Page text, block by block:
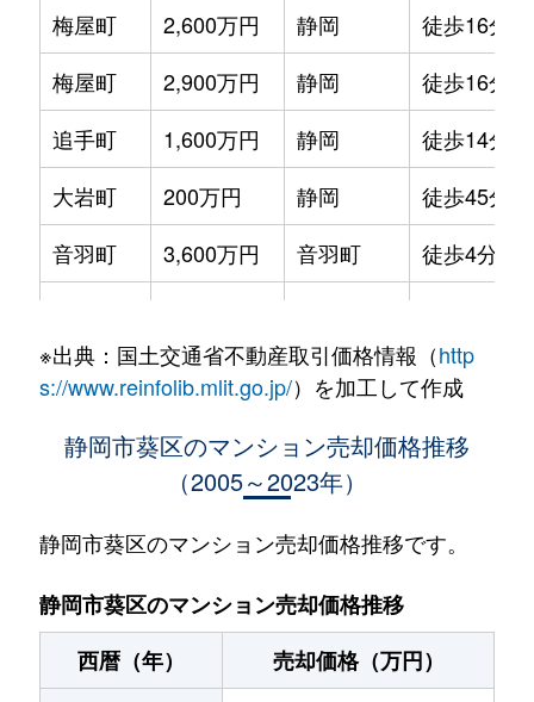
梅屋町
2,600万円 静岡
徒歩16分
梅屋町
2,900万円 静岡
徒歩16分
追手町
1,600万円 静岡
徒歩14分
大岩町
200万円 静岡
徒歩45分
音羽町
3,600万円 音羽町
徒歩4分
春日
1,700万円 春日町
徒歩3分
1,600万円 春日町
上足洗
1,700万円 静岡
徒歩45分
唐瀬
2,400万円 静岡
唐瀬
1,400万円 静岡
徒歩1時間
※出典：国土交通省不動産取引価格情報（http
s://www.reinfolib.mlit.go.jp/）を加工して作成
静岡市葵区のマンション売却価格推移
（2005～2023年）
静岡市葵区のマンション売却価格推移です。
静岡市葵区のマンション売却価格推移
西暦（年）
売却価格（万円）